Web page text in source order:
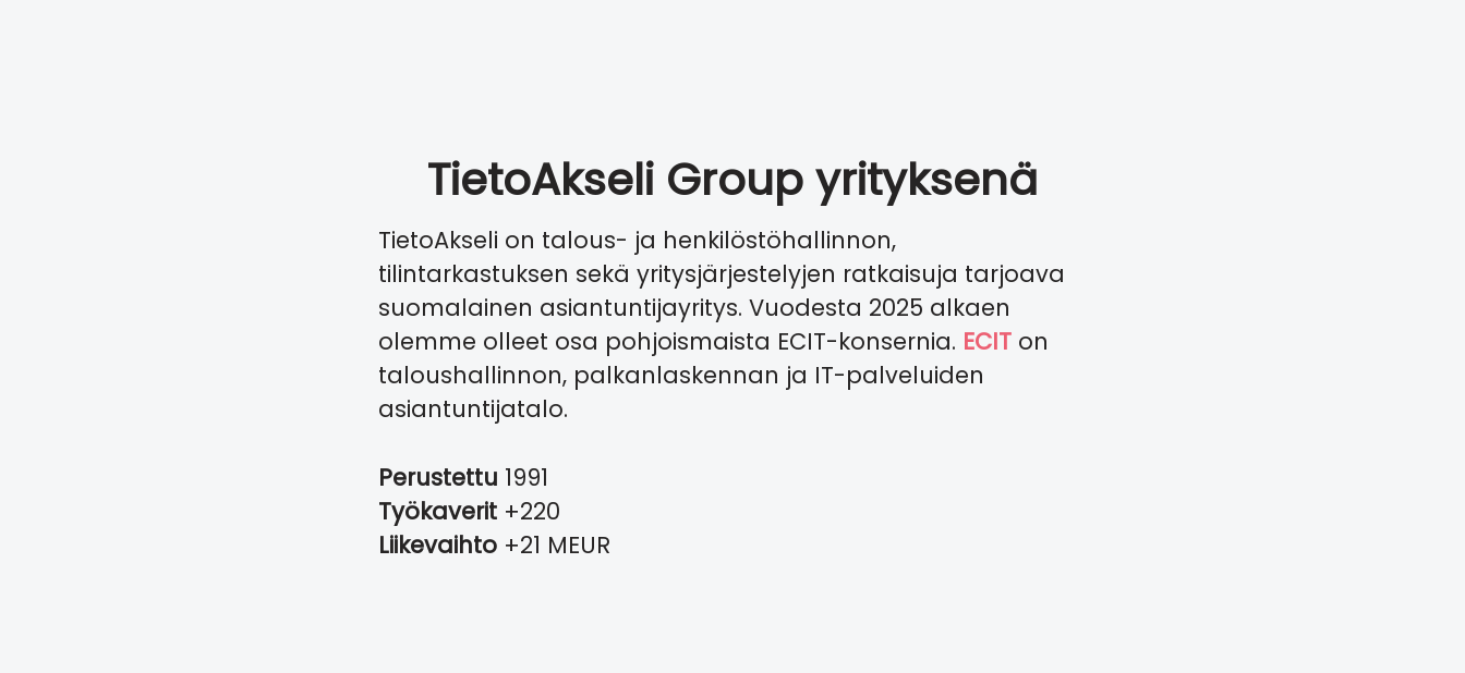
TietoAkseli Group yrityksenä
TietoAkseli on talous- ja henkilöstöhallinnon,
tilintarkastuksen sekä yritysjärjestelyjen ratkaisuja tarjoava
suomalainen asiantuntijayritys. Vuodesta 2025 alkaen
olemme olleet osa pohjoismaista ECIT-konsernia. ECIT on
taloushallinnon, palkanlaskennan ja IT-palveluiden
asiantuntijatalo.
Perustettu 1991
Työkaverit +220
Liikevaihto +21 MEUR